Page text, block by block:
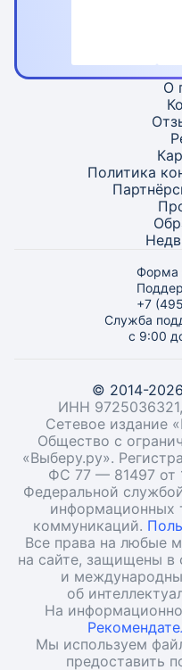
О
Политика
Форма
+7
Служба
с 9:00
© 2014-
ИНН
Сетевое издание
Общество с
«Выберу.ру».
ФС 77 — 81497 от
Федеральной
информационных
коммуникаций.
Все права на любые
на сайте, защищены в
и
об
На
Мы используем
предоставить